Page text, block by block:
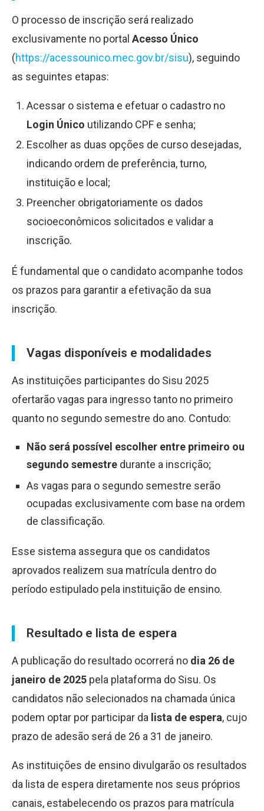
O processo de inscrição será realizado
exclusivamente no portal Acesso Único
(https://acessounico.mec.gov.br/sisu), seguindo
as seguintes etapas:
Acessar o sistema e efetuar o cadastro no
Login Único utilizando CPF e senha;
Escolher as duas opções de curso desejadas,
indicando ordem de preferência, turno,
instituição e local;
Preencher obrigatoriamente os dados
socioeconômicos solicitados e validar a
inscrição.
É fundamental que o candidato acompanhe todos
os prazos para garantir a efetivação da sua
inscrição.
Vagas disponíveis e modalidades
As instituições participantes do Sisu 2025
ofertarão vagas para ingresso tanto no primeiro
quanto no segundo semestre do ano. Contudo:
Não será possível escolher entre primeiro ou
segundo semestre durante a inscrição;
As vagas para o segundo semestre serão
ocupadas exclusivamente com base na ordem
de classificação.
Esse sistema assegura que os candidatos
aprovados realizem sua matrícula dentro do
período estipulado pela instituição de ensino.
Resultado e lista de espera
A publicação do resultado ocorrerá no dia 26 de
janeiro de 2025 pela plataforma do Sisu. Os
candidatos não selecionados na chamada única
podem optar por participar da lista de espera, cujo
prazo de adesão será de 26 a 31 de janeiro.
As instituições de ensino divulgarão os resultados
da lista de espera diretamente nos seus próprios
canais, estabelecendo os prazos para matrícula